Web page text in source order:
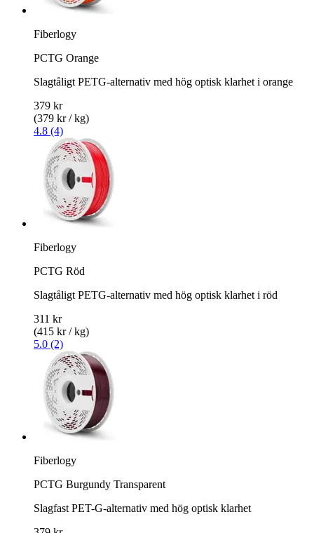
Fiberlogy
PCTG Orange
Slagtåligt PETG-alternativ med hög optisk klarhet i orange
379 kr
(379 kr / kg)
4.8 (4)
Fiberlogy
PCTG Röd
Slagtåligt PETG-alternativ med hög optisk klarhet i röd
311 kr
(415 kr / kg)
5.0 (2)
Fiberlogy
PCTG Burgundy Transparent
Slagfast PET-G-alternativ med hög optisk klarhet